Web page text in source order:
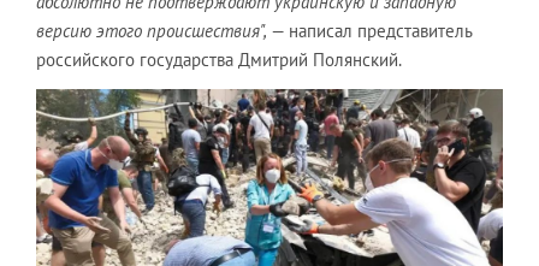
версию этого происшествия", — написал представитель
российского государства Дмитрий Полянский.